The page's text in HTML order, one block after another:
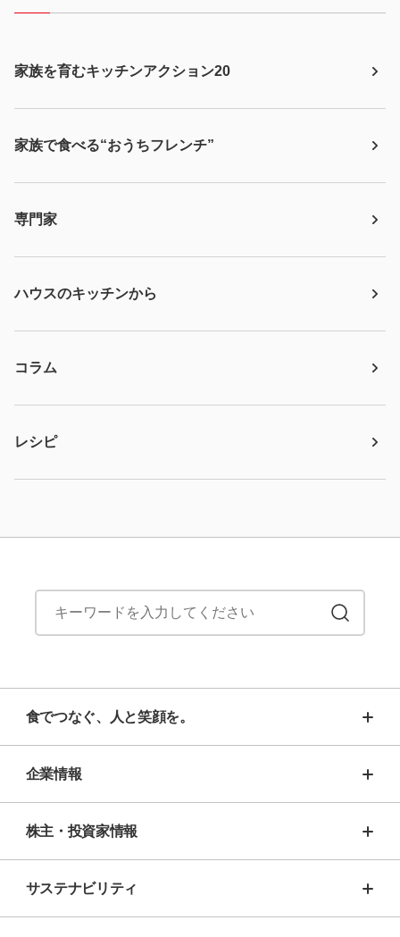
家族を育むキッチンアクション20
家族で食べる“おうちフレンチ”
専門家
ハウスのキッチンから
コラム
レシピ
食でつなぐ、人と笑顔を。
企業情報
株主・投資家情報
サステナビリティ